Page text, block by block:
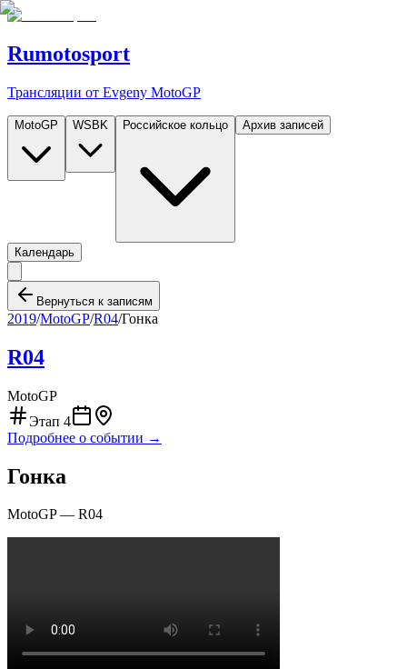
Rumotosport
Трансляции от Evgeny MotoGP
MotoGP WSBK Российское кольцо Архив записей
Календарь
Вернуться к записям
2019/MotoGP/R04/Гонка
R04
MotoGP
Этап 4
Подробнее о событии →
Гонка
MotoGP— R04